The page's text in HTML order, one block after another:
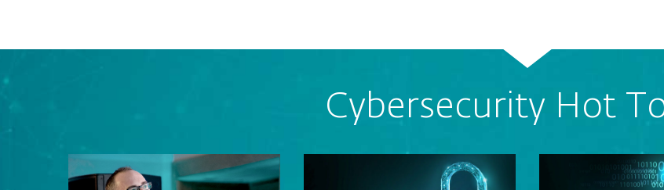
Cybersecurity Hot